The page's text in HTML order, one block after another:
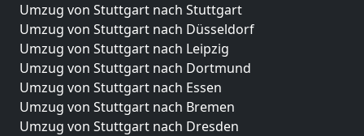
Umzug von Stuttgart nach Stuttgart
Umzug von Stuttgart nach Düsseldorf
Umzug von Stuttgart nach Leipzig
Umzug von Stuttgart nach Dortmund
Umzug von Stuttgart nach Essen
Umzug von Stuttgart nach Bremen
Umzug von Stuttgart nach Dresden